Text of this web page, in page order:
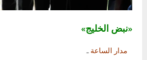
«نبض الخليج»
مدار الساعةـ